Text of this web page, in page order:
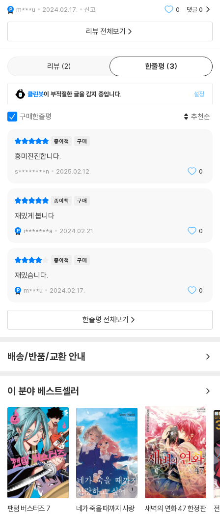
의 함대를 정비하고 있었다. 과연 마지막 전투는 어떻게 전개될 것인가? 여
러분도 그 싸움
m***u 2024.02.17. 신고 0 댓글0
리뷰 전체보기
리뷰 2 한줄평 3
클린봇이 부적절한 글을 감지 중입니다. 설정
구매한줄평 추천순
종이책 구매
흥미진진합니다.
s********n 2025.02.12. 0
종이책 구매
재밌게 봅니다
i*******a 2024.02.21. 0
종이책 구매
재밌습니다.
m***u 2024.02.17. 0
한줄평 전체보기
배송/반품/교환 안내
이 분야 베스트셀러
팬텀 버스터즈 7
네가 죽을 때까지 사랑
새벽의 연화 47 한정판